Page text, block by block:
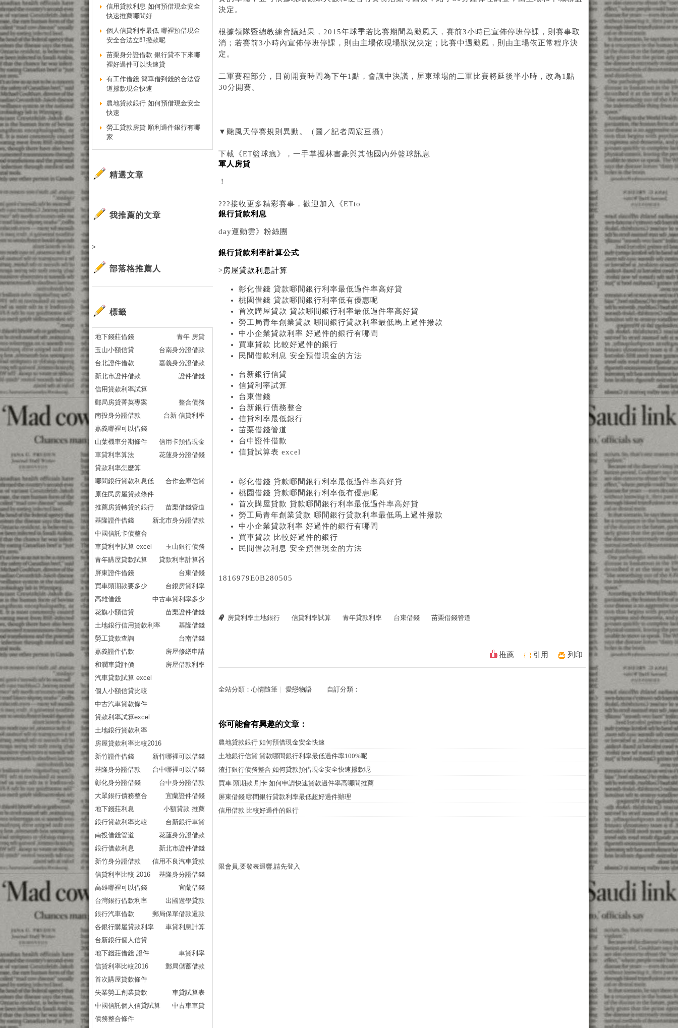
決定。
根據領隊暨總教練會議結果，2015年球季若比賽期間為颱風天，賽前3小時已宣佈停班停課，則賽事取
消；若賽前3小時內宣佈停班停課，則由主場依現場狀況決定；比賽中遇颱風，則由主場依正常程序決
定。
二軍賽程部分，目前開賽時間為下午1點，會議中決議，屏東球場的二軍比賽將延後半小時，改為1點
30分開賽。
▼颱風天停賽規則異動。（圖／記者周宸亘攝）
下載《ET籃球瘋》，一手掌握林書豪與其他國內外籃球訊息
軍人房貸
！
???接收更多精彩賽事，歡迎加入《ETto
銀行貸款利息
day運動雲》粉絲團
銀行貸款利率計算公式
>房屋貸款利息計算
彰化借錢 貸款哪間銀行利率最低過件率高好貸
桃園借錢 貸款哪間銀行利率低有優惠呢
首次購屋貸款 貸款哪間銀行利率最低過件率高好貸
勞工局青年創業貸款 哪間銀行貸款利率最低馬上過件撥款
中小企業貸款利率 好過件的銀行有哪間
買車貸款 比較好過件的銀行
民間借款利息 安全預借現金的方法
台新銀行信貸
信貸利率試算
台東借錢
台新銀行債務整合
信貸利率最低銀行
苗栗借錢管道
台中證件借款
信貸試算表 excel
彰化借錢 貸款哪間銀行利率最低過件率高好貸
桃園借錢 貸款哪間銀行利率低有優惠呢
首次購屋貸款 貸款哪間銀行利率最低過件率高好貸
勞工局青年創業貸款 哪間銀行貸款利率最低馬上過件撥款
中小企業貸款利率 好過件的銀行有哪間
買車貸款 比較好過件的銀行
民間借款利息 安全預借現金的方法
1816979E0B280505
房貸利率土地銀行 信貸利率試算 青年貸款利率 台東借錢 苗栗借錢管道
推薦 引用 列印
全站分類： 心情隨筆 愛戀物語 自訂分類：
你可能會有興趣的文章：
農地貸款銀行 如何預借現金安全快速
土地銀行信貸 貸款哪間銀行利率最低過件率100%呢
渣打銀行債務整合 如何貸款預借現金安全快速撥款呢
買車 頭期款 刷卡 如何申請快速貸款過件率高哪間推薦
屏東借錢 哪間銀行貸款利率最低超好過件辦理
信用借款 比較好過件的銀行
限會員,要發表迴響,請先登入
信用貸款利息 如何預借現金安全
快速推薦哪間好
個人信貸利率最低 哪裡預借現金
安全合法立即撥款呢
苗栗身分證借款 銀行貸不下來哪
裡好過件可以快速貸
有工作借錢 簡單借到錢的合法管
道撥款現金快速
農地貸款銀行 如何預借現金安全
快速
勞工貸款房貸 順利過件銀行有哪
家
精選文章
我推薦的文章
>
部落格推薦人
標籤
地下錢莊借錢
青年 房貸
玉山小額信貸
台南身分證借款
台北證件借款
嘉義身分證借款
新北市證件借款
證件借錢
信用貸款利率試算
郵局房貸菁英專案
整合債務
南投身分證借款
台新 信貸利率
嘉義哪裡可以借錢
山葉機車分期條件
信用卡預借現金
車貸利率算法
花蓮身分證借錢
貸款利率怎麼算
哪間銀行貸款利息低
合作金庫信貸
原住民房屋貸款條件
推薦房貸轉貸的銀行
苗栗借錢管道
基隆證件借錢
新北市身分證借款
中國信託卡債整合
車貸利率試算 excel
玉山銀行債務
青年購屋貸款試算
貸款利率計算器
屏東證件借錢
台東借錢
買車頭期款要多少
台銀房貸利率
高雄借錢
中古車貸利率多少
花旗小額信貸
苗栗證件借錢
土地銀行信用貸款利率
基隆借錢
勞工貸款查詢
台南借錢
嘉義證件借款
房屋修繕申請
和潤車貸評價
房屋借款利率
汽車貸款試算 excel
個人小額信貸比較
中古汽車貸款條件
貸款利率試算excel
土地銀行貸款利率
房屋貸款利率比較2016
新竹證件借錢
新竹哪裡可以借錢
基隆身分證借款
台中哪裡可以借錢
彰化身分證借錢
台中身分證借款
大眾銀行債務整合
宜蘭證件借錢
地下錢莊利息
小額貸款 推薦
銀行貸款利率比較
台新銀行車貸
南投借錢管道
花蓮身分證借款
銀行借款利息
新北市證件借錢
新竹身分證借款
信用不良汽車貸款
信貸利率比較 2016
基隆身分證借錢
高雄哪裡可以借錢
宜蘭借錢
台灣銀行借款利率
出國遊學貸款
銀行汽車借款
郵局保單借款還款
各銀行購屋貸款利率
車貸利息計算
台新銀行個人信貸
地下錢莊借錢 證件
車貸利率
信貸利率比較2016
郵局儲蓄借款
首次購屋貸款條件
失業勞工創業貸款
車貸試算表
中國信託個人信貸試算
中古車車貸
債務整合條件